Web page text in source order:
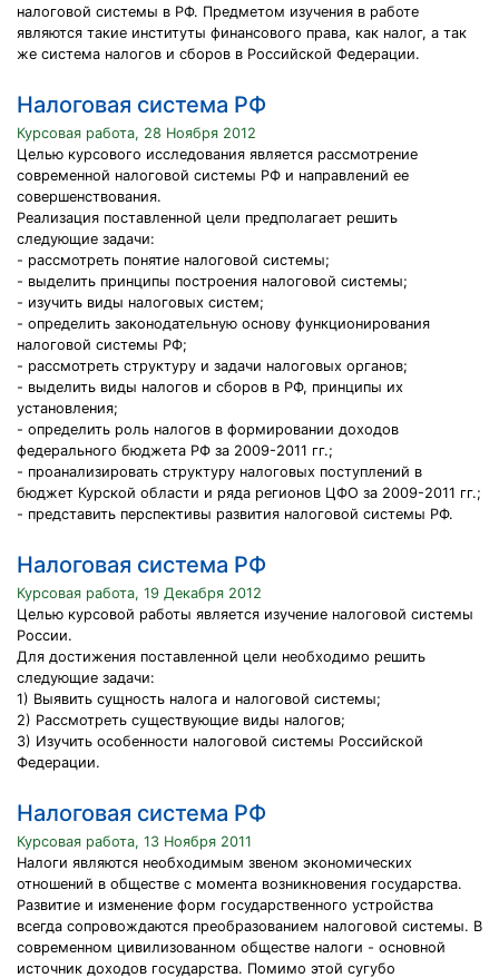
налоговой системы в РФ. Предметом изучения в работе
являются такие институты финансового права, как налог, а так
же система налогов и сборов в Российской Федерации.
Налоговая система РФ
Курсовая работа, 28 Ноября 2012
Целью курсового исследования является рассмотрение
современной налоговой системы РФ и направлений ее
совершенствования.
Реализация поставленной цели предполагает решить
следующие задачи:
- рассмотреть понятие налоговой системы;
- выделить принципы построения налоговой системы;
- изучить виды налоговых систем;
- определить законодательную основу функционирования
налоговой системы РФ;
- рассмотреть структуру и задачи налоговых органов;
- выделить виды налогов и сборов в РФ, принципы их
установления;
- определить роль налогов в формировании доходов
федерального бюджета РФ за 2009-2011 гг.;
- проанализировать структуру налоговых поступлений в
бюджет Курской области и ряда регионов ЦФО за 2009-2011 гг.;
- представить перспективы развития налоговой системы РФ.
Налоговая система РФ
Курсовая работа, 19 Декабря 2012
Целью курсовой работы является изучение налоговой системы
России.
Для достижения поставленной цели необходимо решить
следующие задачи:
1) Выявить сущность налога и налоговой системы;
2) Рассмотреть существующие виды налогов;
3) Изучить особенности налоговой системы Российской
Федерации.
Налоговая система РФ
Курсовая работа, 13 Ноября 2011
Налоги являются необходимым звеном экономических
отношений в обществе с момента возникновения государства.
Развитие и изменение форм государственного устройства
всегда сопровождаются преобразованием налоговой системы. В
современном цивилизованном обществе налоги - основной
источник доходов государства. Помимо этой сугубо